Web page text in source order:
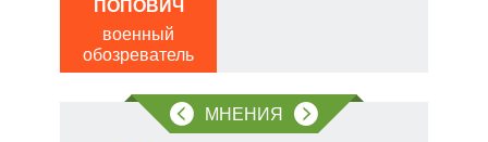
ПОПОВИЧ
военный
обозреватель
МНЕНИЯ